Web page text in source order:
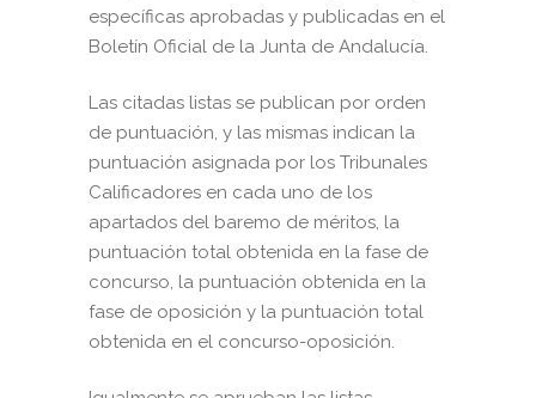
específicas aprobadas y publicadas en el
Boletín Oficial de la Junta de Andalucía.
Las citadas listas se publican por orden
de puntuación, y las mismas indican la
puntuación asignada por los Tribunales
Calificadores en cada uno de los
apartados del baremo de méritos, la
puntuación total obtenida en la fase de
concurso, la puntuación obtenida en la
fase de oposición y la puntuación total
obtenida en el concurso-oposición.